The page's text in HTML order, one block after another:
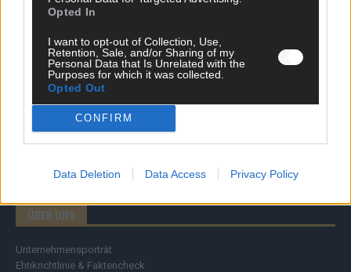
Opted In
I want to opt-out of Collection, Use,
Retention, Sale, and/or Sharing of my
Personal Data that Is Unrelated with the
Purposes for which it was collected.
Opted Out
CONFIRM
Data Deletion Data Access Privacy Policy
Meinung
Eurovision
FLASH – DAS VIDEOPORTAL
ÜBER UNS
Unternehmensporträt
Ehtikrichtlinie & Faktencheck